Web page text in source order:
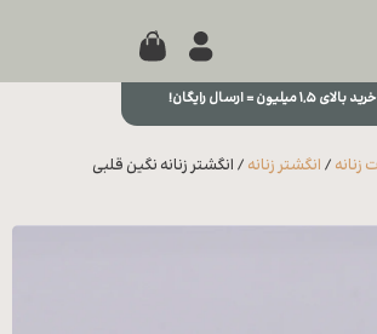
0
خرید بالای ۱,۵ میلیون = ارسال رایگان!
زنانه / انگشتر زنانه / انگشتر زنانه نگین قلبی